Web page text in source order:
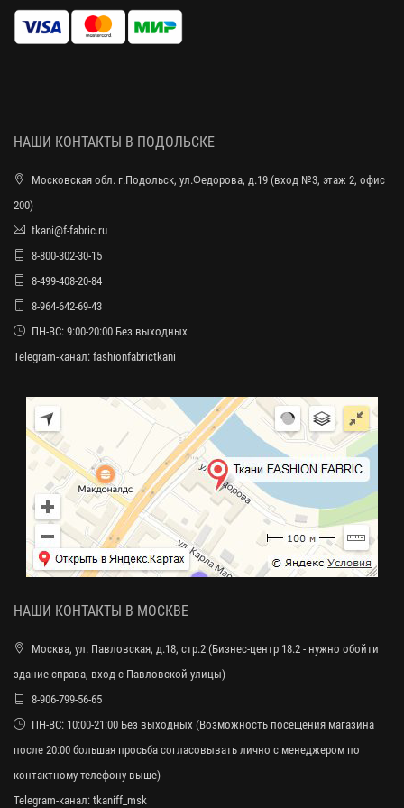
НАШИ КОНТАКТЫ В ПОДОЛЬСКЕ
Московская обл. г.Подольск, ул.Федорова, д.19 (вход №3, этаж 2, офис
200)
tkani@f-fabric.ru
8-800-302-30-15
8-499-408-20-84
8-964-642-69-43
ПН-ВС: 9:00-20:00 Без выходных
Telegram-канал: fashionfabrictkani
НАШИ КОНТАКТЫ В МОСКВЕ
Москва, ул. Павловская, д.18, стр.2 (Бизнес-центр 18.2 - нужно обойти
здание справа, вход с Павловской улицы)
8-906-799-56-65
ПН-ВС: 10:00-21:00 Без выходных (Возможность посещения магазина
после 20:00 большая просьба согласовывать лично с менеджером по
контактному телефону выше)
Telegram-канал: tkaniff_msk